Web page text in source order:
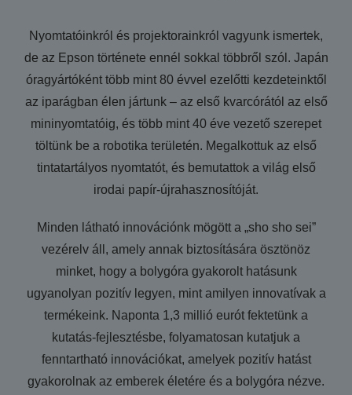
Nyomtatóinkról és projektorainkról vagyunk ismertek,
de az Epson története ennél sokkal többről szól. Japán
óragyártóként több mint 80 évvel ezelőtti kezdeteinktől
az iparágban élen jártunk – az első kvarcórától az első
mininyomtatóig, és több mint 40 éve vezető szerepet
töltünk be a robotika területén. Megalkottuk az első
tintatartályos nyomtatót, és bemutattok a világ első
irodai papír-újrahasznosítóját.
Minden látható innovációnk mögött a „sho sho sei”
vezérelv áll, amely annak biztosítására ösztönöz
minket, hogy a bolygóra gyakorolt hatásunk
ugyanolyan pozitív legyen, mint amilyen innovatívak a
termékeink. Naponta 1,3 millió eurót fektetünk a
kutatás-fejlesztésbe, folyamatosan kutatjuk a
fenntartható innovációkat, amelyek pozitív hatást
gyakorolnak az emberek életére és a bolygóra nézve.